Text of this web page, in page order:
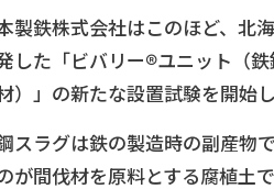
製鉄株式会社はこのほど、北
した「ビバリー®ユニット（
）」の新たな設置試験を開始し
スラグは鉄の製造時の副産物
が間伐材を原料とする腐植土